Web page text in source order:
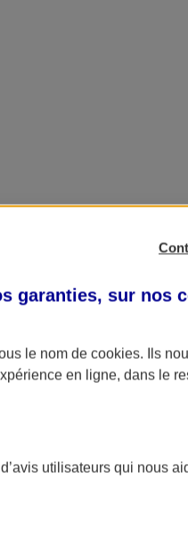
garanties, sur nos
le nom de cookies. Ils
en ligne, dans le
utilisateurs qui nous